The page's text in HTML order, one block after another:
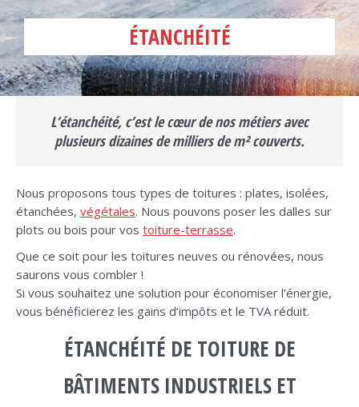
ÉTANCHÉITÉ
L’étanchéité, c’est le cœur de nos métiers avec
plusieurs dizaines de milliers de m² couverts.
Nous proposons tous types de toitures : plates, isolées,
étanchées, végétales. Nous pouvons poser les dalles sur
plots ou bois pour vos toiture-terrasse.
Que ce soit pour les toitures neuves ou rénovées, nous
saurons vous combler !
Si vous souhaitez une solution pour économiser l’énergie,
vous bénéficierez les gains d’impôts et le TVA réduit.
ÉTANCHÉITÉ DE TOITURE DE
BÂTIMENTS INDUSTRIELS ET